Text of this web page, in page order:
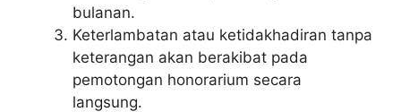
bulanan.
Keterlambatan atau ketidakhadiran tanpa
keterangan akan berakibat pada
pemotongan honorarium secara
langsung.